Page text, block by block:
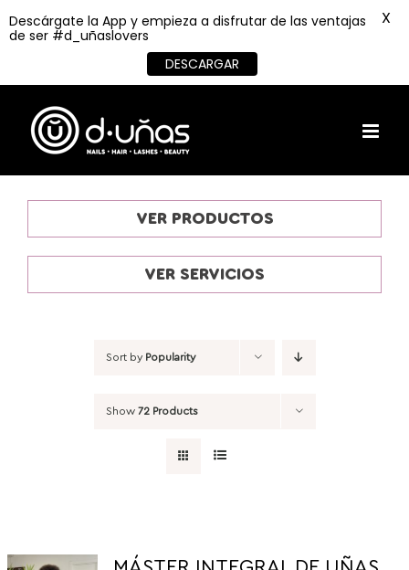
content
VER PRODUCTOS
VER SERVICIOS
Sort by Popularity
Show 72 Products
Descárgate la App y empieza a disfrutar de las ventajas
de ser #d_uñaslovers
DESCARGAR
X